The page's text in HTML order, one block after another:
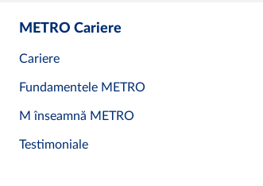
METRO Cariere
Cariere
Fundamentele METRO
M înseamnă METRO
Testimoniale